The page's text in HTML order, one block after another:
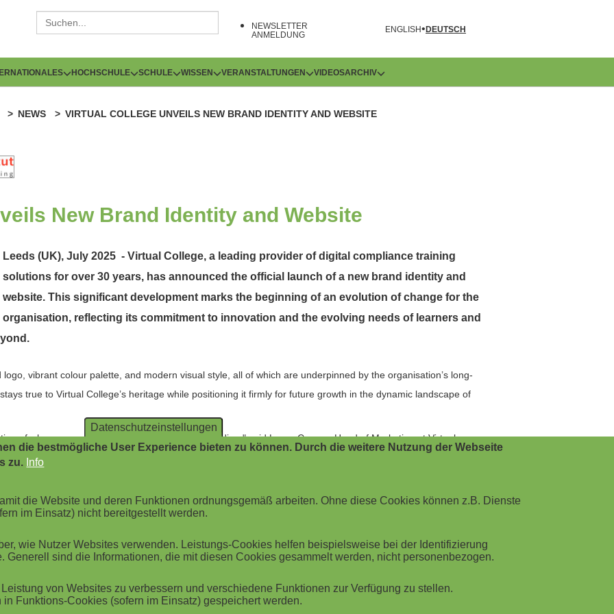
NEWSLETTER
ANMELDUNG
ENGLISH DEUTSCH
HOCHSCHULE SCHULE WISSEN VERANSTALTUNGEN VIDEOSARCHIV
NEWS VIRTUAL COLLEGE UNVEILS NEW BRAND IDENTITY AND WEBSITE
New Brand Identity and Website
Leeds (UK), July 2025 - Virtual College, a leading provider of digital compliance training
solutions for over 30 years, has announced the official launch of a new brand identity and
website. This significant development marks the beginning of an evolution of change for the
organisation, reflecting its commitment to innovation and the evolving needs of learners and
vibrant colour palette, and modern visual style, all of which are underpinned by the organisation’s long-
true to Virtual College’s heritage while positioning it firmly for future growth in the dynamic landscape of
of who we are now and the direction we’re heading," said Laura Cooper, Head of Marketing at Virtual
content, and a responsive design to ensure users can easily find relevant training and access the latest
wider vision to make compliance training a seamless part of working life, enabling individuals and businesses
engaging digital learning.
high quality compliance content that is simple and learner centric. We want to empower individuals,
said Jamie Ashforth, Business and Strategy Director.
Datenschutzeinstellungen
die bestmögliche User Experience bieten zu können. Durch die weitere Nutzung der Webseite
zu. Info
die Website und deren Funktionen ordnungsgemäß arbeiten. Ohne diese Cookies können z.B. Dienste
im Einsatz) nicht bereitgestellt werden.
wie Nutzer Websites verwenden. Leistungs-Cookies helfen beispielsweise bei der Identifizierung
Generell sind die Informationen, die mit diesen Cookies gesammelt werden, nicht personenbezogen.
von Websites zu verbessern und verschiedene Funktionen zur Verfügung zu stellen.
Funktions-Cookies (sofern im Einsatz) gespeichert werden.